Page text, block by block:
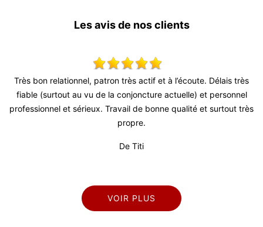
Les avis de nos clients
Très bon relationnel, patron très actif et à l’écoute. Délais très
fiable (surtout au vu de la conjoncture actuelle) et personnel
professionnel et sérieux. Travail de bonne qualité et surtout très
propre.
De Titi
VOIR PLUS